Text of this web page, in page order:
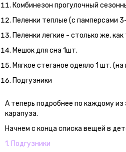
Комбинезон прогулочный
Пеленки теплые (с памперсами
Пеленки легкие - столько же,
Мешок для сна 1шт.
Мягкое стеганое одеяло 1 шт.
Подгузники
А теперь подробнее по каждому из
карапуза.
Начнем с конца списка вещей в
1. Подгузники